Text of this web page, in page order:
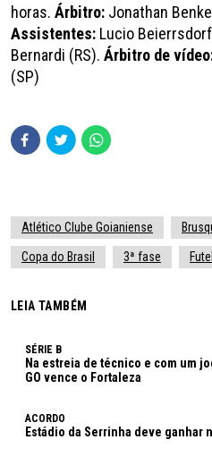
horas. Árbitro: Jonathan
Assistentes: Lucio
Bernardi (RS). Árbitro de
(SP)
Atlético Clube Goianiense
Copa do Brasil 3ª fase
LEIA TAMBÉM
SÉRIE B
Na estreia de técnico e com um
GO vence o Fortaleza
ACORDO
Estádio da Serrinha deve ganhar